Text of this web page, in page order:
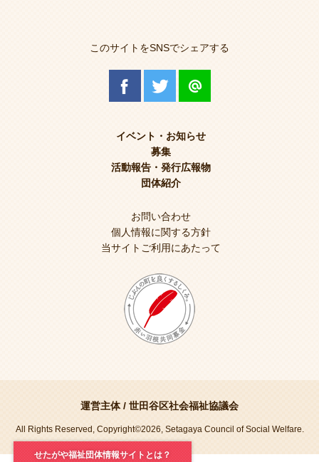
このサイトをSNSでシェアする
イベント・お知らせ
募集
活動報告・発行広報物
団体紹介
お問い合わせ
個人情報に関する方針
当サイトご利用にあたって
運営主体 / 世田谷区社会福祉協議会
All Rights Reserved, Copyright©2026, Setagaya Council of Social Welfare.
せたがや福祉団体情報サイトとは？